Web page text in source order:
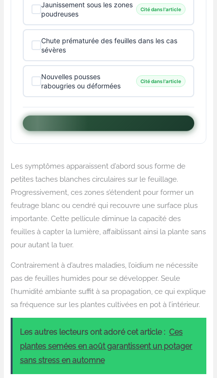
Jaunissement sous les zones
poudreuses
Cité dans l'article
Chute prématurée des feuilles dans les cas
sévères
Nouvelles pousses
rabougries ou déformées
Cité dans l'article
Les symptômes apparaissent d’abord sous forme de
petites taches blanches circulaires sur le feuillage.
Progressivement, ces zones s’étendent pour former un
feutrage blanc ou cendré qui recouvre une surface plus
importante. Cette pellicule diminue la capacité des
feuilles à capter la lumière, affaiblissant ainsi la plante sans
pour autant la tuer.
Contrairement à d’autres maladies, l’oïdium ne nécessite
pas de feuilles humides pour se développer. Seule
l’humidité ambiante suffit à sa propagation, ce qui explique
sa fréquence sur les plantes cultivées en pot à l’intérieur.
Les autres lecteurs ont adoré cet article : Ces
plantes semées en août garantissent un potager
sans stress en automne